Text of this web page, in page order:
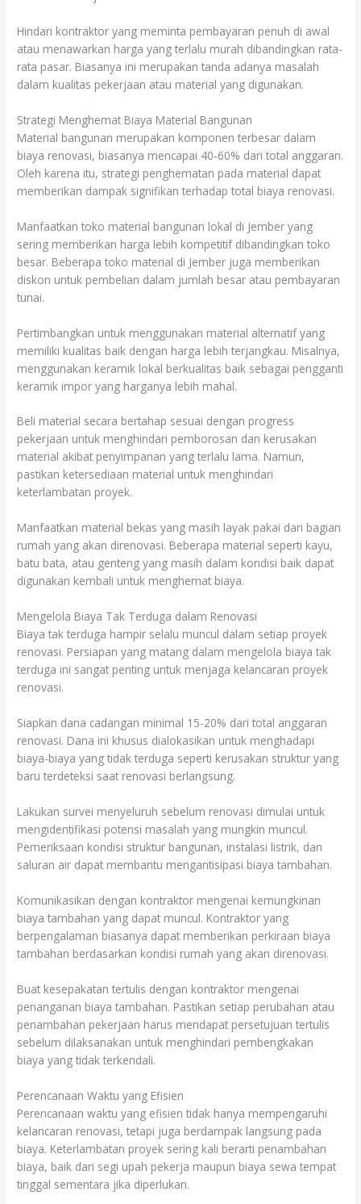
Hindari kontraktor yang meminta pembayaran penuh di awal
atau menawarkan harga yang terlalu murah dibandingkan rata-
rata pasar. Biasanya ini merupakan tanda adanya masalah
dalam kualitas pekerjaan atau material yang digunakan.
Strategi Menghemat Biaya Material Bangunan
Material bangunan merupakan komponen terbesar dalam
biaya renovasi, biasanya mencapai 40-60% dari total anggaran.
Oleh karena itu, strategi penghematan pada material dapat
memberikan dampak signifikan terhadap total biaya renovasi.
Manfaatkan toko material bangunan lokal di Jember yang
sering memberikan harga lebih kompetitif dibandingkan toko
besar. Beberapa toko material di Jember juga memberikan
diskon untuk pembelian dalam jumlah besar atau pembayaran
tunai.
Pertimbangkan untuk menggunakan material alternatif yang
memiliki kualitas baik dengan harga lebih terjangkau. Misalnya,
menggunakan keramik lokal berkualitas baik sebagai pengganti
keramik impor yang harganya lebih mahal.
Beli material secara bertahap sesuai dengan progress
pekerjaan untuk menghindari pemborosan dan kerusakan
material akibat penyimpanan yang terlalu lama. Namun,
pastikan ketersediaan material untuk menghindari
keterlambatan proyek.
Manfaatkan material bekas yang masih layak pakai dari bagian
rumah yang akan direnovasi. Beberapa material seperti kayu,
batu bata, atau genteng yang masih dalam kondisi baik dapat
digunakan kembali untuk menghemat biaya.
Mengelola Biaya Tak Terduga dalam Renovasi
Biaya tak terduga hampir selalu muncul dalam setiap proyek
renovasi. Persiapan yang matang dalam mengelola biaya tak
terduga ini sangat penting untuk menjaga kelancaran proyek
renovasi.
Siapkan dana cadangan minimal 15-20% dari total anggaran
renovasi. Dana ini khusus dialokasikan untuk menghadapi
biaya-biaya yang tidak terduga seperti kerusakan struktur yang
baru terdeteksi saat renovasi berlangsung.
Lakukan survei menyeluruh sebelum renovasi dimulai untuk
mengidentifikasi potensi masalah yang mungkin muncul.
Pemeriksaan kondisi struktur bangunan, instalasi listrik, dan
saluran air dapat membantu mengantisipasi biaya tambahan.
Komunikasikan dengan kontraktor mengenai kemungkinan
biaya tambahan yang dapat muncul. Kontraktor yang
berpengalaman biasanya dapat memberikan perkiraan biaya
tambahan berdasarkan kondisi rumah yang akan direnovasi.
Buat kesepakatan tertulis dengan kontraktor mengenai
penanganan biaya tambahan. Pastikan setiap perubahan atau
penambahan pekerjaan harus mendapat persetujuan tertulis
sebelum dilaksanakan untuk menghindari pembengkakan
biaya yang tidak terkendali.
Perencanaan Waktu yang Efisien
Perencanaan waktu yang efisien tidak hanya mempengaruhi
kelancaran renovasi, tetapi juga berdampak langsung pada
biaya. Keterlambatan proyek sering kali berarti penambahan
biaya, baik dari segi upah pekerja maupun biaya sewa tempat
tinggal sementara jika diperlukan.